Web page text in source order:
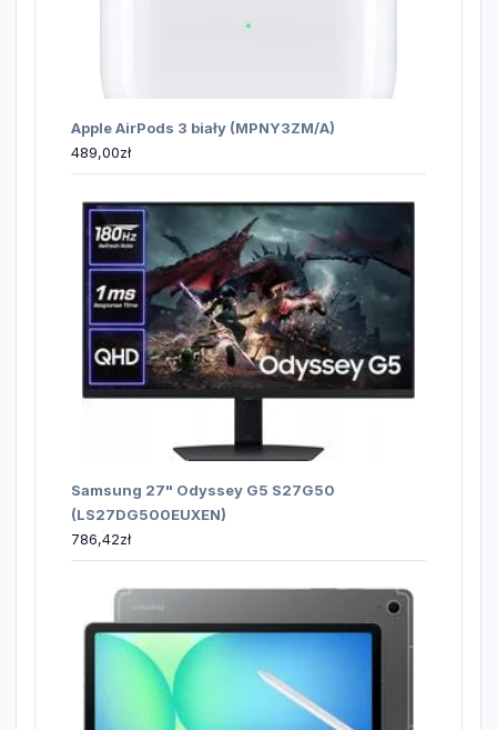
Apple AirPods 3 biały (MPNY3ZM/A)
489,00zł
Samsung 27" Odyssey G5 S27G50
(LS27DG500EUXEN)
786,42zł